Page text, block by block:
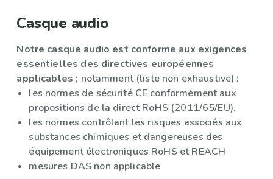
Casque audio
Notre casque audio est conforme aux exigences
essentielles des directives européennes
applicables ; notamment (liste non exhaustive) :
les normes de sécurité CE conformément aux
propositions de la direct RoHS (2011/65/EU).
les normes contrôlant les risques associés aux
substances chimiques et dangereuses des
équipement électroniques RoHS et REACH
mesures DAS non applicable